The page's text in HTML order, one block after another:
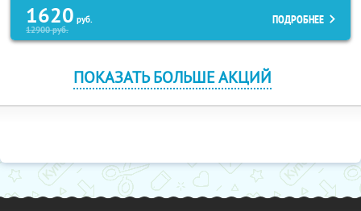
1620 руб.
12900руб.
ПОДРОБНЕЕ
ПОКАЗАТЬ БОЛЬШЕ АКЦИЙ